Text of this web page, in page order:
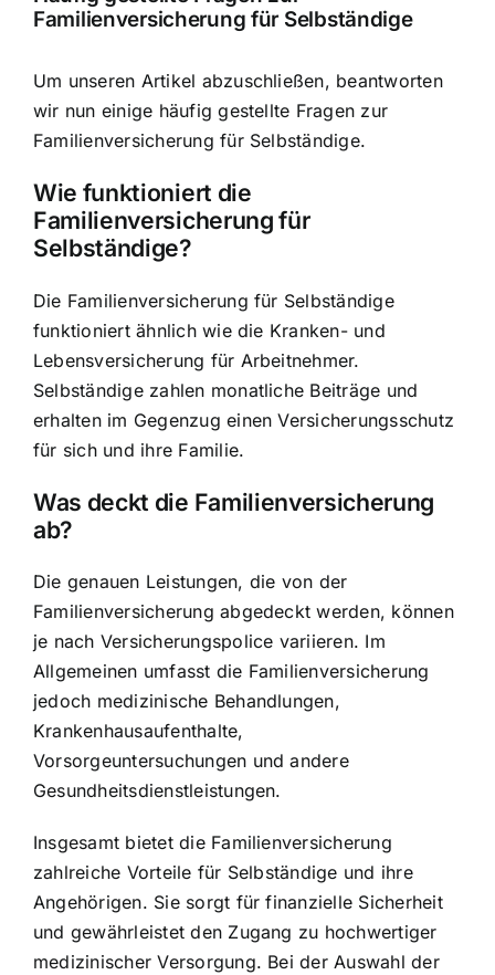
Familienversicherung für Selbständige
Um unseren Artikel abzuschließen, beantworten
wir nun einige häufig gestellte Fragen zur
Familienversicherung für Selbständige.
Wie funktioniert die
Familienversicherung für
Selbständige?
Die Familienversicherung für Selbständige
funktioniert ähnlich wie die Kranken- und
Lebensversicherung für Arbeitnehmer.
Selbständige zahlen monatliche Beiträge und
erhalten im Gegenzug einen Versicherungsschutz
für sich und ihre Familie.
Was deckt die Familienversicherung
ab?
Die genauen Leistungen, die von der
Familienversicherung abgedeckt werden, können
je nach Versicherungspolice variieren. Im
Allgemeinen umfasst die Familienversicherung
jedoch medizinische Behandlungen,
Krankenhausaufenthalte,
Vorsorgeuntersuchungen und andere
Gesundheitsdienstleistungen.
Insgesamt bietet die Familienversicherung
zahlreiche Vorteile für Selbständige und ihre
Angehörigen. Sie sorgt für finanzielle Sicherheit
und gewährleistet den Zugang zu hochwertiger
medizinischer Versorgung. Bei der Auswahl der